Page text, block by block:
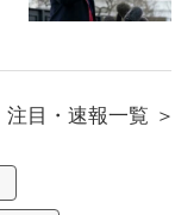
注目・速報一覧